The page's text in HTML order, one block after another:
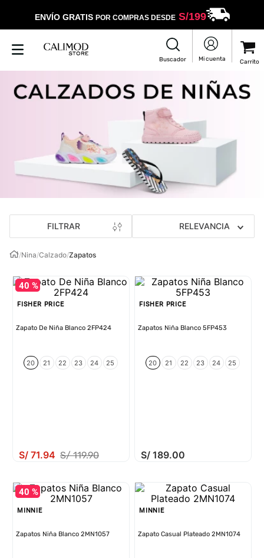
ENVÍO GRATIS POR COMPRAS DESDES/199
FILTRAR RELEVANCIA
/Nina/Calzado/Zapatos
40 %
FISHER PRICE
Zapato De Niña Blanco 2FP424
20 21 22 23 24 25
S/ 71.94 S/ 119.90
FISHER PRICE
Zapatos Niña Blanco 5FP453
20 21 22 23 24 25
S/ 189.00
40 %
MINNIE
Zapatos Niña Blanco 2MN1057
MINNIE
Zapato Casual Plateado 2MN1074